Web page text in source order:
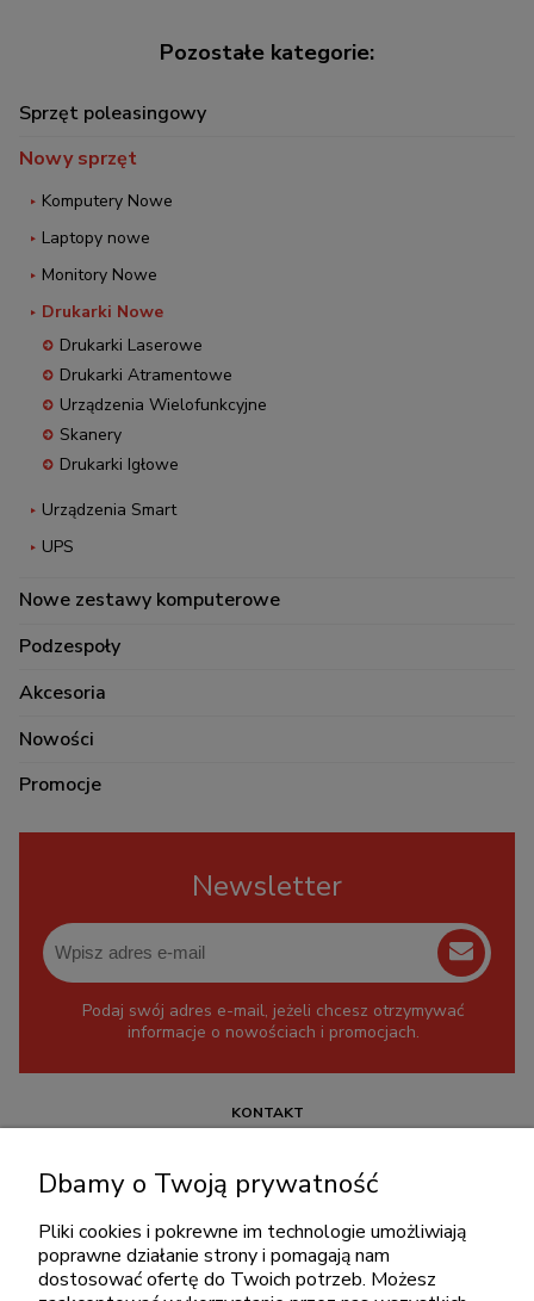
Sprzęt poleasingowy
Nowy sprzęt
Komputery Nowe
Laptopy nowe
Monitory Nowe
Drukarki Nowe
Drukarki Laserowe
Drukarki Atramentowe
Urządzenia Wielofunkcyjne
Skanery
Drukarki Igłowe
Urządzenia Smart
UPS
Nowe zestawy komputerowe
Podzespoły
Akcesoria
Nowości
Promocje
Newsletter
Podaj swój adres e-mail, jeżeli chcesz otrzymywać
informacje o nowościach i promocjach.
KONTAKT
pon.-piąt.: 08:00-16:00
sklep@cebit.pl
Dbamy o Twoją prywatność
Pliki cookies i pokrewne im technologie umożliwiają
poprawne działanie strony i pomagają nam
dostosować ofertę do Twoich potrzeb. Możesz